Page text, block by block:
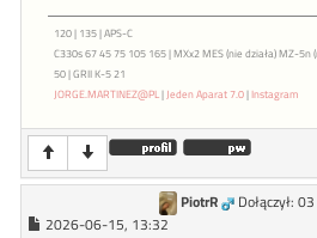
120 | 135 | APS-C
C330s 67 45 75 105 165 | MXx2 MES (nie działa) MZ-5n
50 | GRII K-5 21
JORGE.MARTINEZ@PL| Jeden Aparat 7.0|Instagram
PiotrR
Dołączył:
2026-06-15, 13:32